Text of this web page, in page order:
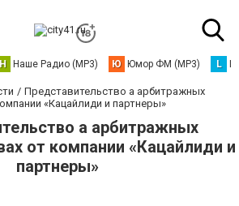
Н Наше Радио (MP3) Ю Юмор ФМ (MP3) L
Представительство а арбитражных
«Кацайлиди и партнеры»
а арбитражных
от компании «Кацайлиди и
партнеры»